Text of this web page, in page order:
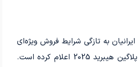
به تازگی شرایط فروش ویژه‌ای
را برای هوندا آکورد پلاگین هیبرید 2025 اعلام کرده است.